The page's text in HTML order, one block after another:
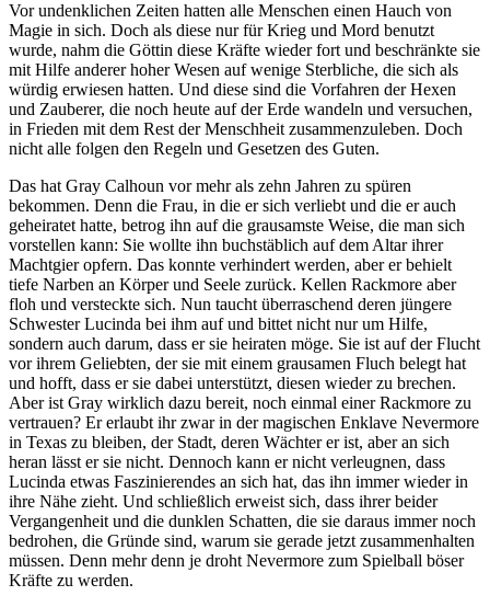
Vor undenklichen Zeiten hatten alle Menschen einen Hauch von
Magie in sich. Doch als diese nur für Krieg und Mord benutzt
wurde, nahm die Göttin diese Kräfte wieder fort und beschränkte sie
mit Hilfe anderer hoher Wesen auf wenige Sterbliche, die sich als
würdig erwiesen hatten. Und diese sind die Vorfahren der Hexen
und Zauberer, die noch heute auf der Erde wandeln und versuchen,
in Frieden mit dem Rest der Menschheit zusammenzuleben. Doch
nicht alle folgen den Regeln und Gesetzen des Guten.
Das hat Gray Calhoun vor mehr als zehn Jahren zu spüren
bekommen. Denn die Frau, in die er sich verliebt und die er auch
geheiratet hatte, betrog ihn auf die grausamste Weise, die man sich
vorstellen kann: Sie wollte ihn buchstäblich auf dem Altar ihrer
Machtgier opfern. Das konnte verhindert werden, aber er behielt
tiefe Narben an Körper und Seele zurück. Kellen Rackmore aber
floh und versteckte sich. Nun taucht überraschend deren jüngere
Schwester Lucinda bei ihm auf und bittet nicht nur um Hilfe,
sondern auch darum, dass er sie heiraten möge. Sie ist auf der Flucht
vor ihrem Geliebten, der sie mit einem grausamen Fluch belegt hat
und hofft, dass er sie dabei unterstützt, diesen wieder zu brechen.
Aber ist Gray wirklich dazu bereit, noch einmal einer Rackmore zu
vertrauen? Er erlaubt ihr zwar in der magischen Enklave Nevermore
in Texas zu bleiben, der Stadt, deren Wächter er ist, aber an sich
heran lässt er sie nicht. Dennoch kann er nicht verleugnen, dass
Lucinda etwas Faszinierendes an sich hat, das ihn immer wieder in
ihre Nähe zieht. Und schließlich erweist sich, dass ihrer beider
Vergangenheit und die dunklen Schatten, die sie daraus immer noch
bedrohen, die Gründe sind, warum sie gerade jetzt zusammenhalten
müssen. Denn mehr denn je droht Nevermore zum Spielball böser
Kräfte zu werden.